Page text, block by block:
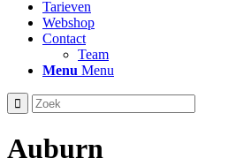
Tarieven
Webshop
Contact
Team
Menu Menu
Auburn